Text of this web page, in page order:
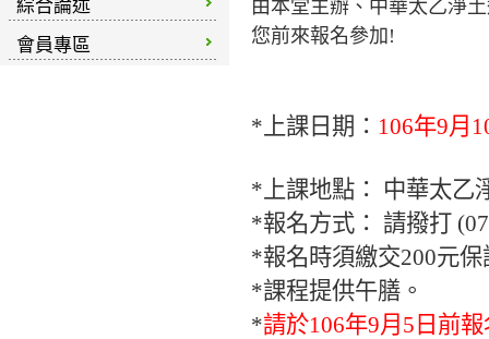
綜合論述
會員專區
由本堂主辦、中華太乙淨
您前來報名參加!
*上課日期： 106年9月
*上課地點： 中華太乙
*報名方式： 請撥打
*報名時須繳交200元
*課程提供午膳。
*請於106年9月5日前報